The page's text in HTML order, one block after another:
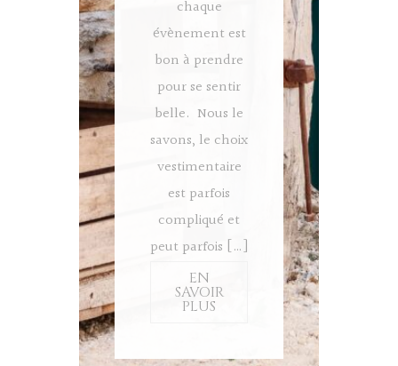
chaque
évènement est
bon à prendre
pour se sentir
belle. Nous le
savons, le choix
vestimentaire
est parfois
compliqué et
peut parfois […]
EN
SAVOIR
PLUS